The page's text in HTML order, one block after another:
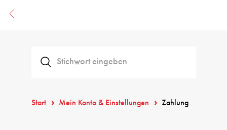
Start Mein Konto & Einstellungen Zahlung